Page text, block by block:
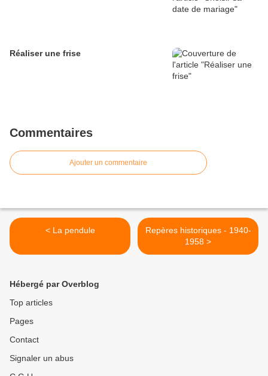
Réaliser une frise
Commentaires
Ajouter un commentaire
< La pendule
Repères historiques - 1940-
1958 >
Hébergé par Overblog
Top articles
Pages
Contact
Signaler un abus